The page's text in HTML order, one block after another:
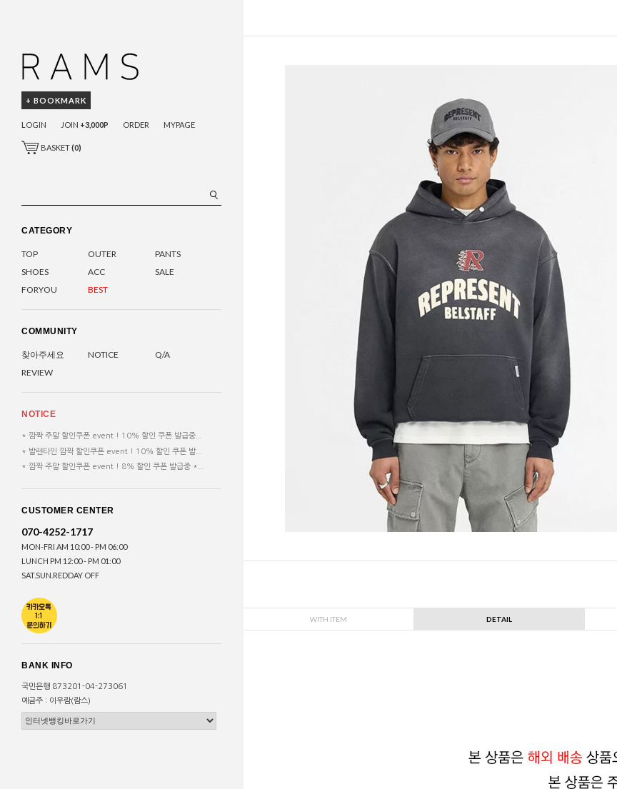
+ BOOKMARK
LOGIN JOIN +3,000P ORDER MYPAGE
BASKET(0)
CATEGORY
TOP OUTER
PANTS
SHOES
ACC
SALE
FORYOU
BEST
COMMUNITY
찾아주세요 NOTICE
Q/A
REVIEW
NOTICE
* 깜짝 주말 할인쿠폰 event ! 10% 할인 쿠폰 발급중...
* 발렌타인 깜짝 할인쿠폰 event ! 10% 할인 쿠폰 발...
* 깜짝 주말 할인쿠폰 event ! 8% 할인 쿠폰 발급중 *...
CUSTOMER CENTER
070-4252-1717
MON-FRI AM 10:00 - PM 06:00
LUNCH PM 12:00 - PM 01:00
SAT.SUN.REDDAY OFF
BANK INFO
국민은행 873201-04-273061
예금주 : 이우람(람스)
WITH ITEM DETAIL